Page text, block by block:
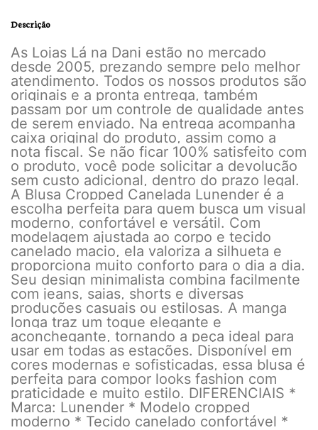
Descrição
As Lojas Lá na Dani estão no mercado
desde 2005, prezando sempre pelo melhor
atendimento. Todos os nossos produtos são
originais e a pronta entrega, também
passam por um controle de qualidade antes
de serem enviado. Na entrega acompanha
caixa original do produto, assim como a
nota fiscal. Se não ficar 100% satisfeito com
o produto, você pode solicitar a devolução
sem custo adicional, dentro do prazo legal.
A Blusa Cropped Canelada Lunender é a
escolha perfeita para quem busca um visual
moderno, confortável e versátil. Com
modelagem ajustada ao corpo e tecido
canelado macio, ela valoriza a silhueta e
proporciona muito conforto para o dia a dia.
Seu design minimalista combina facilmente
com jeans, saias, shorts e diversas
produções casuais ou estilosas. A manga
longa traz um toque elegante e
aconchegante, tornando a peça ideal para
usar em todas as estações. Disponível em
cores modernas e sofisticadas, essa blusa é
perfeita para compor looks fashion com
praticidade e muito estilo. DIFERENCIAIS *
Marca: Lunender * Modelo cropped
moderno * Tecido canelado confortável *